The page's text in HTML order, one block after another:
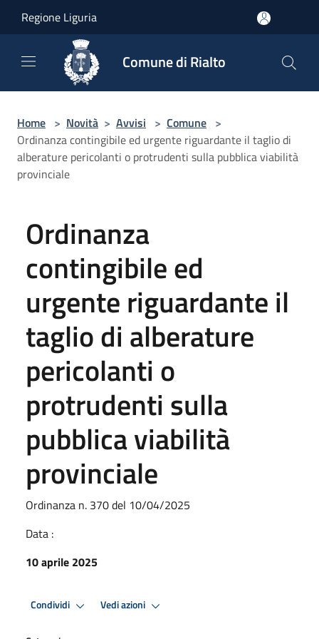
Regione Liguria
Comune di Rialto
Home > Novità > Avvisi > Comune >
Ordinanza contingibile ed urgente riguardante il taglio di
alberature pericolanti o protrudenti sulla pubblica viabilità
provinciale
Ordinanza
contingibile ed
urgente riguardante il
taglio di alberature
pericolanti o
protrudenti sulla
pubblica viabilità
provinciale
Ordinanza n. 370 del 10/04/2025
Data :
10 aprile 2025
Condividi Vedi azioni